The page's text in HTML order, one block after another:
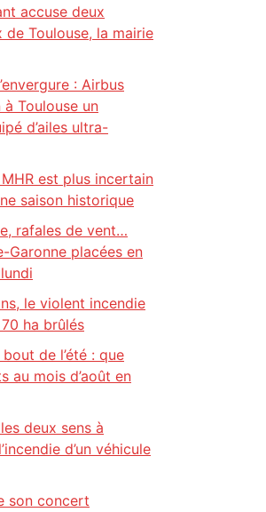
accuse deux
Toulouse, la mairie
: Airbus
à Toulouse un
d’ailes ultra-
est plus incertain
saison historique
rafales de vent…
Garonne placées en
le violent incendie
ha brûlés
de l’été : que
au mois d’août en
deux sens à
d’un véhicule
son concert